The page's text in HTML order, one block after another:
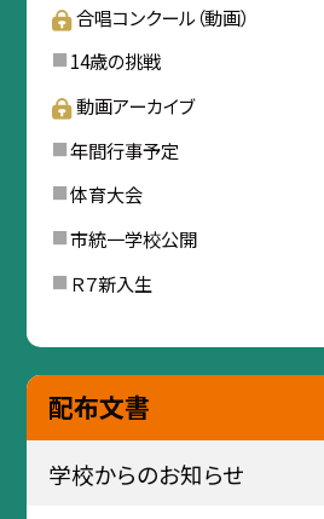
合唱コンクール（動画）
14歳の挑戦
動画アーカイブ
年間行事予定
体育大会
市統一学校公開
Ｒ７新入生
配布文書
学校からのお知らせ